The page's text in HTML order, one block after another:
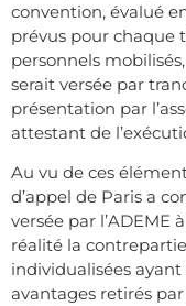
convention, évalué
prévus pour chaque
personnels
serait versée par
présentation par
attestant de
Au vu de ces
d’appel de Paris a
versée par l’ADEME
réalité la
individualisées
avantages retirés par